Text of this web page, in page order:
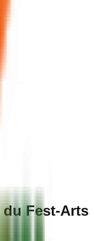
du Fest-Arts